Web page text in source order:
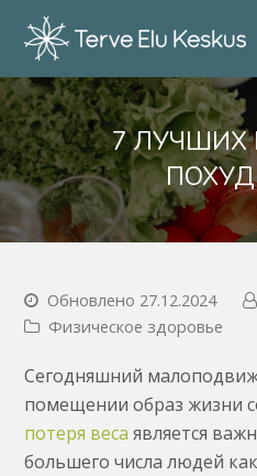
7 ЛУЧШИХ
Обновлено 27.12.2024
Физическое здоровье
Сегодняшний
помещении образ жизни
потеря веса является
большего числа людей